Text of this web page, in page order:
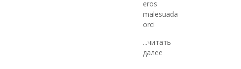
eros
malesuada
orci
...читать
далее